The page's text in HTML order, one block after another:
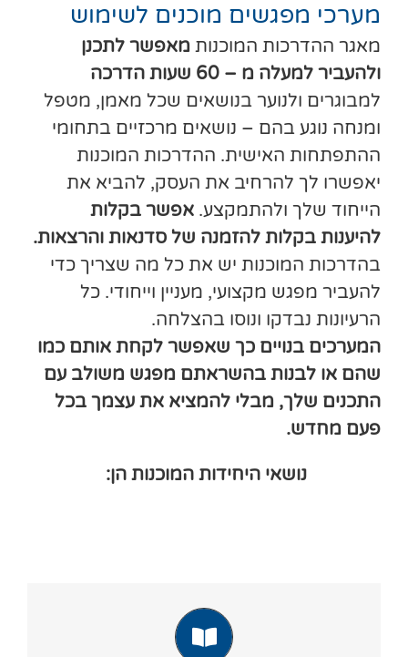
מערכי מפגשים מוכנים לשימוש
מאגר ההדרכות המוכנות מאפשר לתכנן
ולהעביר למעלה מ – 60 שעות הדרכה
למבוגרים ולנוער בנושאים שכל מאמן, מטפל
ומנחה נוגע בהם – נושאים מרכזיים בתחומי
ההתפתחות האישית. ההדרכות המוכנות
יאפשרו לך להרחיב את העסק, להביא את
הייחוד שלך ולהתמקצע. אפשר בקלות
להיענות בקלות להזמנה של סדנאות והרצאות.
בהדרכות המוכנות יש את כל מה שצריך כדי
להעביר מפגש מקצועי, מעניין וייחודי. כל
הרעיונות נבדקו ונוסו בהצלחה.
המערכים בנויים כך שאפשר לקחת אותם כמו
שהם או לבנות בהשראתם מפגש משולב עם
התכנים שלך, מבלי להמציא את עצמך בכל
פעם מחדש.
נושאי היחידות המוכנות הן:
הקשבה